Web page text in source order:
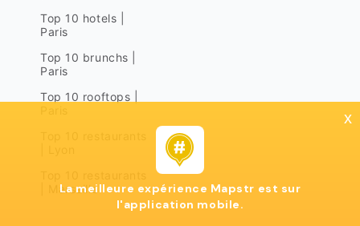
Top 10 hotels |
Paris
Top 10 brunchs |
Paris
Top 10 rooftops |
| Marseille
x
La meilleure expérience Mapstr est sur
l'application mobile.